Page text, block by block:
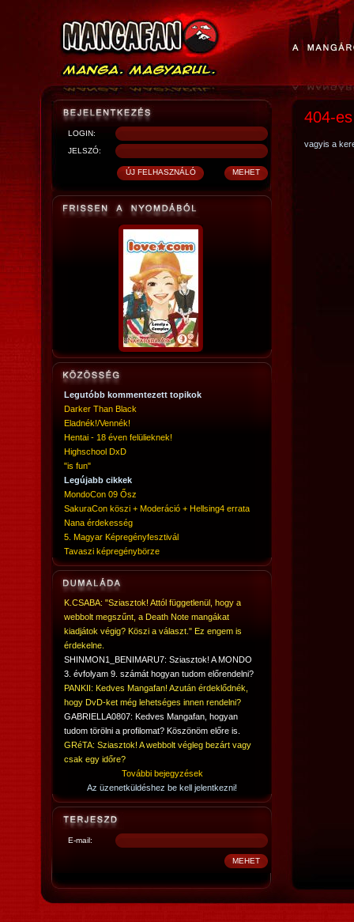
LOGIN:
JELSZÓ:
Legutóbb kommentezett topikok
Darker Than Black
Eladnék!/Vennék!
Hentai - 18 éven felülieknek!
Highschool DxD
"is fun"
Legújabb cikkek
MondoCon 09 Ősz
SakuraCon köszi + Moderáció + Hellsing4 errata
Nana érdekesség
5. Magyar Képregényfesztivál
Tavaszi képregénybörze
K.CSABA: "Sziasztok! Attól függetlenül, hogy a
webbolt megszűnt, a Death Note mangákat
kiadjátok végig? Köszi a választ." Ez engem is
érdekelne.
SHINMON1_BENIMARU7: Sziasztok! A MONDO
3. évfolyam 9. számát hogyan tudom előrendelni?
PANKII: Kedves Mangafan! Azután érdeklődnék,
hogy DvD-ket még lehetséges innen rendelni?
GABRIELLA0807: Kedves Mangafan, hogyan
tudom törölni a profilomat? Köszönöm előre is.
GRéTA: Sziasztok! A webbolt végleg bezárt vagy
csak egy időre?
További bejegyzések
Az üzenetküldéshez be kell jelentkezni!
E-mail:
404-
vagyis a